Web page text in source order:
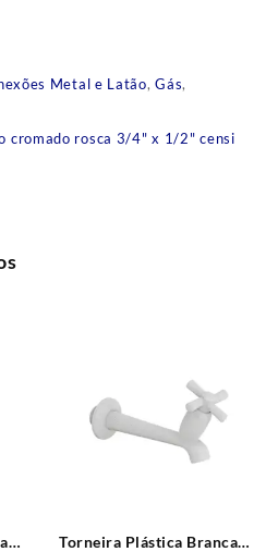
Metal e Latão,Gás,
cromado rosca 3/4" x 1/2" censi
Torneira Plástica Branca